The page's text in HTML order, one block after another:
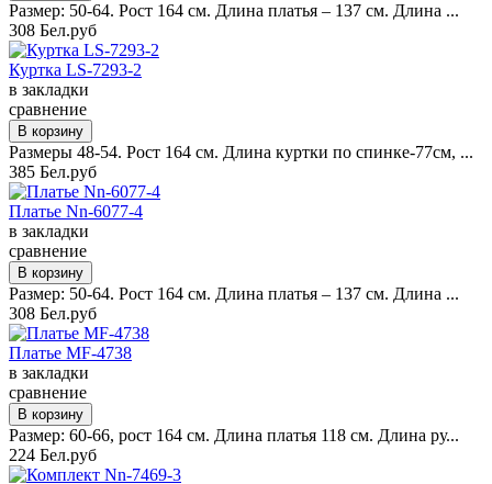
Размер: 50-64. Рост 164 см. Длина платья – 137 см. Длина ...
308 Бел.руб
Куртка LS-7293-2
в закладки
сравнение
Размеры 48-54. Рост 164 см. Длина куртки по спинке-77см, ...
385 Бел.руб
Платье Nn-6077-4
в закладки
сравнение
Размер: 50-64. Рост 164 см. Длина платья – 137 см. Длина ...
308 Бел.руб
Платье MF-4738
в закладки
сравнение
Размер: 60-66, рост 164 см. Длина платья 118 см. Длина ру...
224 Бел.руб